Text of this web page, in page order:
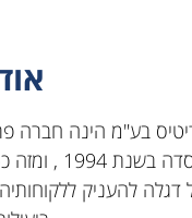
בע"מ הינה
נמנית על החברות המובילות את הענף.
להעניק